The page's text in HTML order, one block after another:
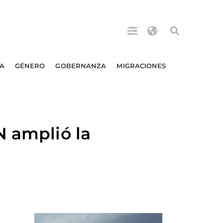
GÉNERO GOBERNANZA MIGRACIONES
amplió la